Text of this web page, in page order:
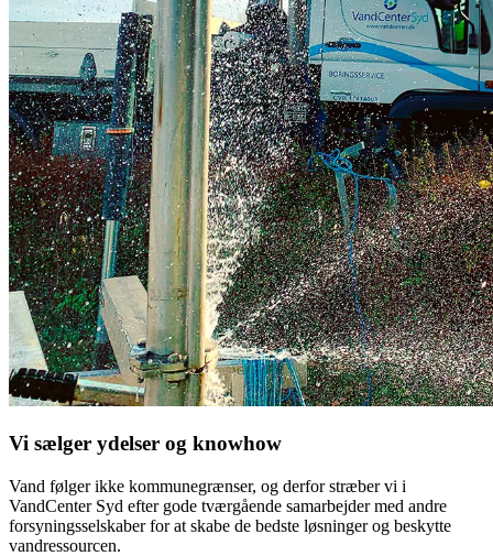
Vi sælger ydelser og knowhow
Vand følger ikke kommunegrænser, og derfor stræber vi i
VandCenter Syd efter gode tværgående samarbejder med andre
forsyningsselskaber for at skabe de bedste løsninger og beskytte
vandressourcen.